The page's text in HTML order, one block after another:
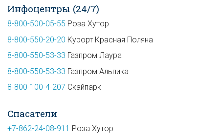
Инфоцентры (24/7)
8-800-500-05-55 Роза Хутор
8-800-550-20-20 Курорт Красная Поляна
8-800-550-53-33 Газпром Лаура
8-800-550-53-33 Газпром Альпика
8-800-100-4-207 Скайпарк
Спасатели
+7-862-24-08-911 Роза Хутор